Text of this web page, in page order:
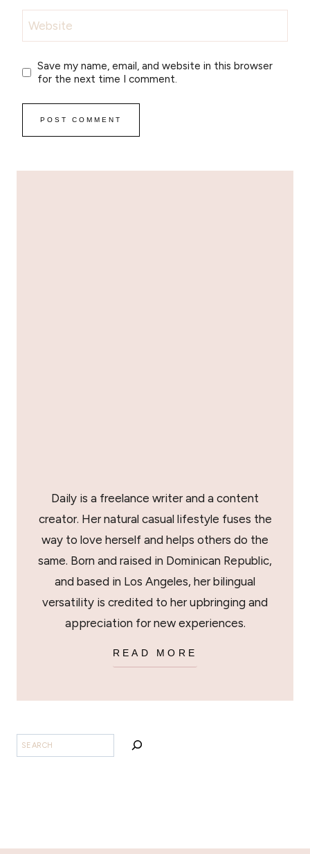
Website
Save my name, email, and website in this browser
for the next time I comment.
Daily is a freelance writer and a content
creator. Her natural casual lifestyle fuses the
way to love herself and helps others do the
same. Born and raised in Dominican Republic,
and based in Los Angeles, her bilingual
versatility is credited to her upbringing and
appreciation for new experiences.
READ MORE